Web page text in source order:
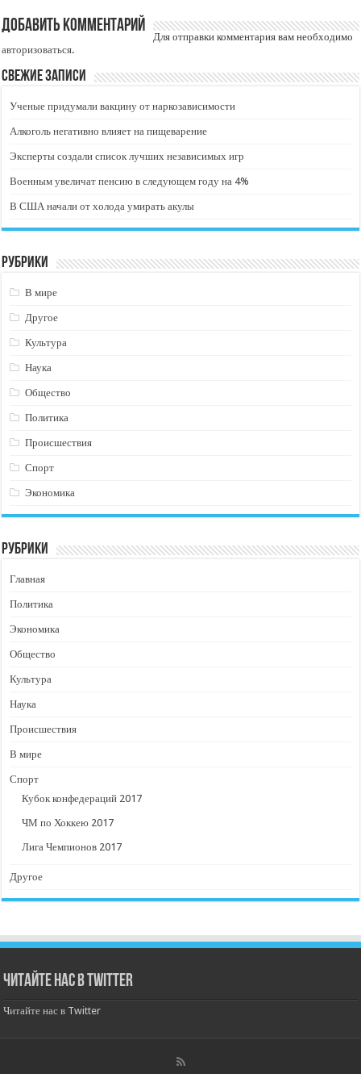
Добавить комментарий
Для отправки комментария вам необходимо
авторизоваться.
Свежие записи
Ученые придумали вакцину от наркозависимости
Алкоголь негативно влияет на пищеварение
Эксперты создали список лучших независимых игр
Военным увеличат пенсию в следующем году на 4%
В США начали от холода умирать акулы
Рубрики
В мире
Другое
Культура
Наука
Общество
Политика
Происшествия
Спорт
Экономика
Рубрики
Главная
Политика
Экономика
Общество
Культура
Наука
Происшествия
В мире
Спорт
Кубок конфедераций 2017
ЧМ по Хоккею 2017
Лига Чемпионов 2017
Другое
Читайте нас в Twitter
Читайте нас в Twitter